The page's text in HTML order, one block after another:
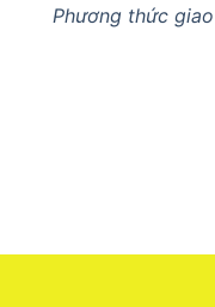
Phương thức